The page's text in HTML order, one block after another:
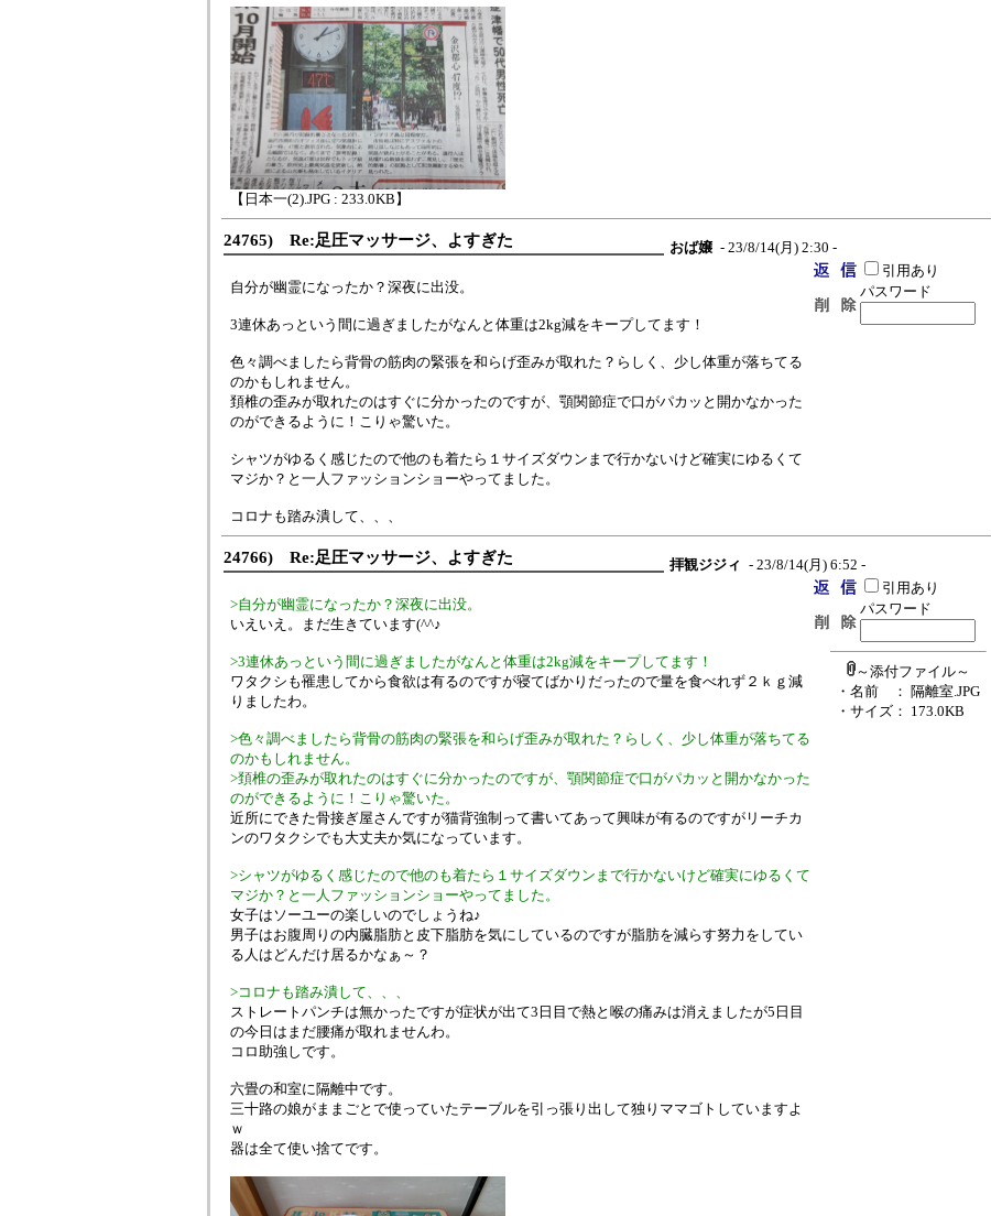
【日本一(2).JPG : 233.0KB】
24765) Re:足圧マッサージ、よすぎた おば嬢 - 23/8/14(月) 2:30 -
自分が幽霊になったか？深夜に出没。
3連休あっという間に過ぎましたがなんと体重は2kg減をキープしてます！
色々調べましたら背骨の筋肉の緊張を和らげ歪みが取れた？らしく、少し体重が落ちてる
のかもしれません。
頚椎の歪みが取れたのはすぐに分かったのですが、顎関節症で口がパカッと開かなかった
のができるように！こりゃ驚いた。
シャツがゆるく感じたので他のも着たら１サイズダウンまで行かないけど確実にゆるくて
マジか？と一人ファッションショーやってました。
コロナも踏み潰して、、、
引用あり
パスワード
24766) Re:足圧マッサージ、よすぎた 拝観ジジィ - 23/8/14(月) 6:52 -
>自分が幽霊になったか？深夜に出没。
いえいえ。まだ生きています(^^♪
>3連休あっという間に過ぎましたがなんと体重は2kg減をキープしてます！
ワタクシも罹患してから食欲は有るのですが寝てばかりだったので量を食べれず２ｋｇ減
りましたわ。
>色々調べましたら背骨の筋肉の緊張を和らげ歪みが取れた？らしく、少し体重が落ちてる
のかもしれません。
>頚椎の歪みが取れたのはすぐに分かったのですが、顎関節症で口がパカッと開かなかった
のができるように！こりゃ驚いた。
近所にできた骨接ぎ屋さんですが猫背強制って書いてあって興味が有るのですがリーチカ
ンのワタクシでも大丈夫か気になっています。
>シャツがゆるく感じたので他のも着たら１サイズダウンまで行かないけど確実にゆるくて
マジか？と一人ファッションショーやってました。
女子はソーユーの楽しいのでしょうね♪
男子はお腹周りの内臓脂肪と皮下脂肪を気にしているのですが脂肪を減らす努力をしてい
る人はどんだけ居るかなぁ～？
>コロナも踏み潰して、、、
ストレートパンチは無かったですが症状が出て3日目で熱と喉の痛みは消えましたが5日目
の今日はまだ腰痛が取れませんわ。
コロ助強しです。
六畳の和室に隔離中です。
三十路の娘がままごとで使っていたテーブルを引っ張り出して独りママゴトしていますよ
ｗ
器は全て使い捨てです。
引用あり
パスワード
～添付ファイル～
・名前
： 隔離室.JPG
・サイズ ： 173.0KB